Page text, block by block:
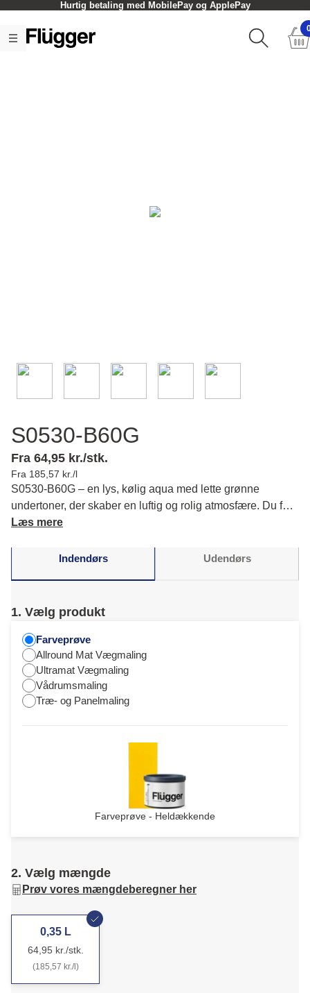
Hurtig betaling med MobilePay og ApplePay
S0530-B60G
Fra 64,95 kr./stk.
Fra 185,57 kr./l
S0530-B60G – en lys, kølig aqua med lette grønne
undertoner, der skaber en luftig og rolig atmosfære. Du får
et indbydende udtryk, der passer til moderne og tidløse
Læs mere
Indendørs Udendørs
1. Vælg produkt
Farveprøve
Allround Mat Vægmaling
Ultramat Vægmaling
Vådrumsmaling
Træ- og Panelmaling
Farveprøve - Heldækkende
2. Vælg mængde
Prøv vores mængdeberegner her
0,35 L
64,95 kr./stk.
(185,57 kr./l)